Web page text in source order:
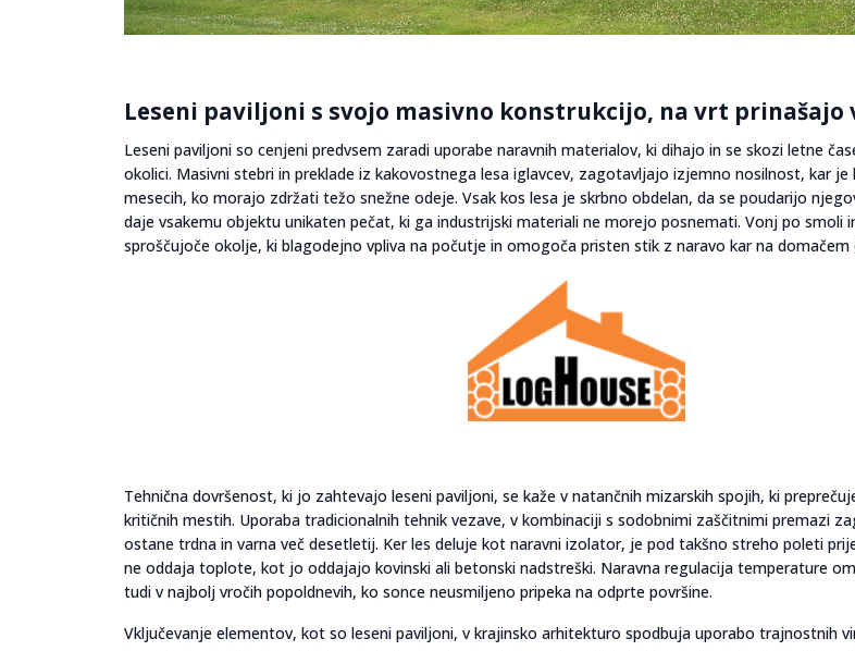
Leseni paviljoni s svojo masivno konstrukcijo, na vrt prinašajo
Leseni paviljoni so cenjeni predvsem zaradi uporabe naravnih materialov, ki dihajo in se skozi letne
okolici. Masivni stebri in preklade iz kakovostnega lesa iglavcev, zagotavljajo izjemno nosilnost, kar je
mesecih, ko morajo zdržati težo snežne odeje. Vsak kos lesa je skrbno obdelan, da se poudarijo
daje vsakemu objektu unikaten pečat, ki ga industrijski materiali ne morejo posnemati. Vonj po smoli
sproščujoče okolje, ki blagodejno vpliva na počutje in omogoča pristen stik z naravo kar na domačem
Tehnična dovršenost, ki jo zahtevajo leseni paviljoni, se kaže v natančnih mizarskih spojih, ki
kritičnih mestih. Uporaba tradicionalnih tehnik vezave, v kombinaciji s sodobnimi zaščitnimi premazi
ostane trdna in varna več desetletij. Ker les deluje kot naravni izolator, je pod takšno streho poleti
ne oddaja toplote, kot jo oddajajo kovinski ali betonski nadstreški. Naravna regulacija temperature
tudi v najbolj vročih popoldnevih, ko sonce neusmiljeno pripeka na odprte površine.
Vključevanje elementov, kot so leseni paviljoni, v krajinsko arhitekturo spodbuja uporabo trajnostnih